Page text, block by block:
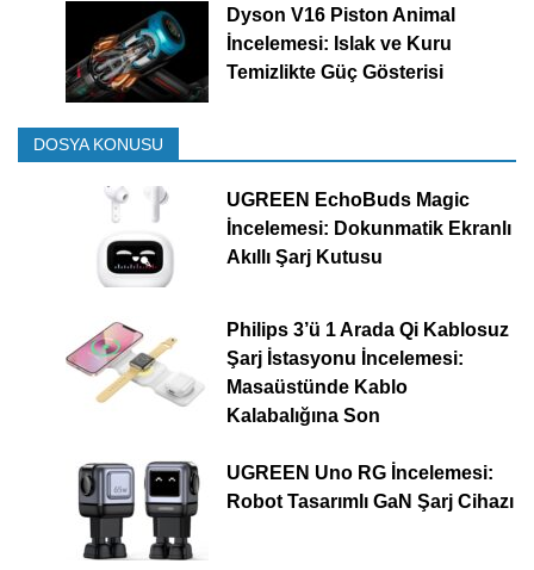
Dyson V16 Piston Animal
İncelemesi: Islak ve Kuru
Temizlikte Güç Gösterisi
DOSYA KONUSU
UGREEN EchoBuds Magic
İncelemesi: Dokunmatik Ekranlı
Akıllı Şarj Kutusu
Philips 3’ü 1 Arada Qi Kablosuz
Şarj İstasyonu İncelemesi:
Masaüstünde Kablo
Kalabalığına Son
UGREEN Uno RG İncelemesi:
Robot Tasarımlı GaN Şarj Cihazı